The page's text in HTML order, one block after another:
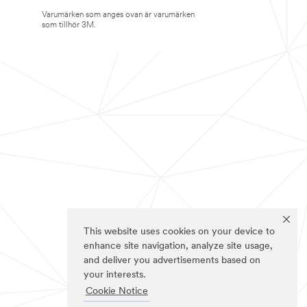
This website uses cookies on your device to
enhance site navigation, analyze site usage,
and deliver you advertisements based on
your interests.
Cookie Notice
Varumärken som anges ovan är varumärken
som tillhör 3M.